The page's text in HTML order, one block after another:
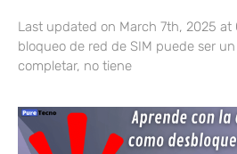
Last updated on March 7th, 2025
bloqueo de red de SIM puede ser
completar, no tiene